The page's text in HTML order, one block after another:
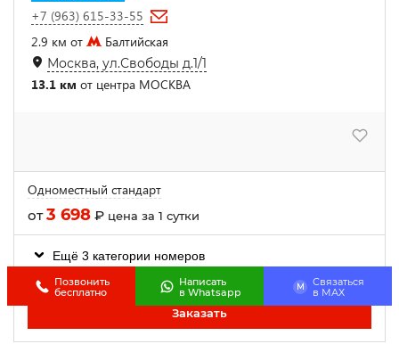
+7 (963) 615-33-55
2.9 км от
Балтийская
Москва, ул.Свободы д.1/1
13.1 км от центра МОСКВА
Одноместный стандарт
от3 698 ₽ цена за 1 сутки
Ещё 3 категории номеров
У нас осталось 5 номеров!
Заказать
Позвонить
бесплатно
Написать
в Whatsapp
M
Связаться
в МАХ